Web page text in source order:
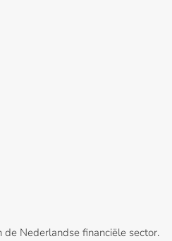
Nederlandse financiële sector.